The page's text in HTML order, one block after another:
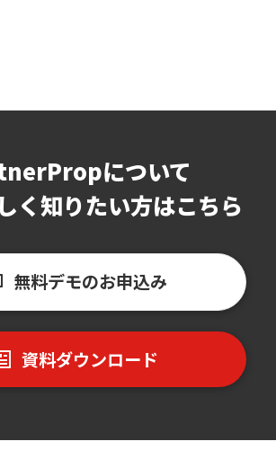
について
く知りたい方はこちら
無料デモのお申込み
資料ダウンロード